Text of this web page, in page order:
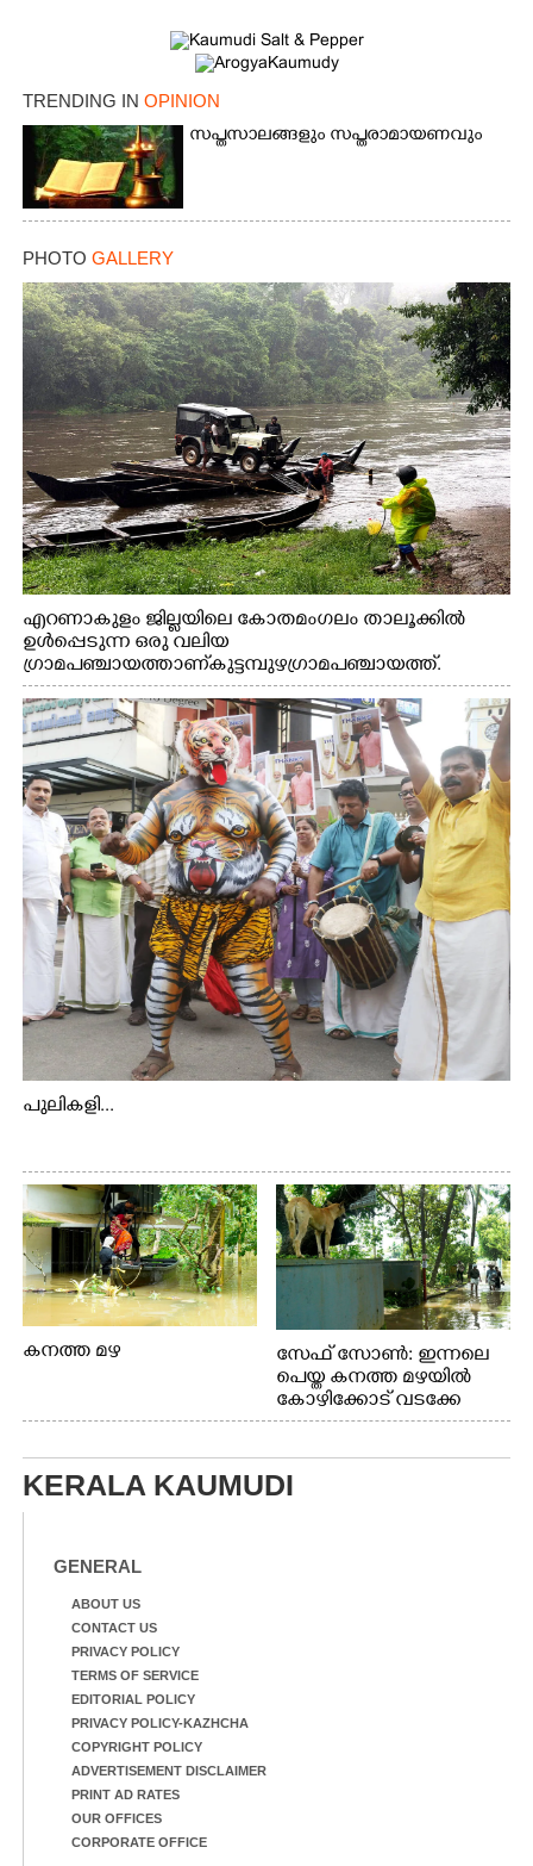
TRENDING IN OPINION
സപ്തസാലങ്ങളും സപ്തരാമായണവും
PHOTO GALLERY
എറണാകുളം ജില്ലയിലെ കോതമംഗലം താലൂക്കിൽ
ഉൾപ്പെടുന്ന ഒരു വലിയ
ഗ്രാമപഞ്ചായത്താണ് കുട്ടമ്പുഴ ഗ്രാമ പഞ്ചായത്ത്.
ആദിവാസി ഊരുകളായ വെള്ളാരംകുത്ത്, കത്തിപ്പാറ,
ഉറിയംപെട്ടി, തേക്കല്ല്, വെട്ടിക്കല്ല്, മഞ്ചപ്പാറ എന്നീ ആറു
സ്ഥലങ്ങളിലേക്കുള്ള പ്രധാന സഞ്ചാര മാർഗമാണ് ഈ
കാണുന്ന കടത്ത് വള്ളം
പുലികളി...
കനത്ത മഴ
സേഫ് സോൺ: ഇന്നലെ
പെയ്ത കനത്ത മഴയിൽ
കോഴിക്കോട് വടക്കേ
വയലിൽ വെള്ളം
വെള്ളത്തിലൂടെ
KERALA KAUMUDI
GENERAL
ABOUT US
CONTACT US
PRIVACY POLICY
TERMS OF SERVICE
EDITORIAL POLICY
PRIVACY POLICY-KAZHCHA
COPYRIGHT POLICY
ADVERTISEMENT DISCLAIMER
PRINT AD RATES
OUR OFFICES
CORPORATE OFFICE